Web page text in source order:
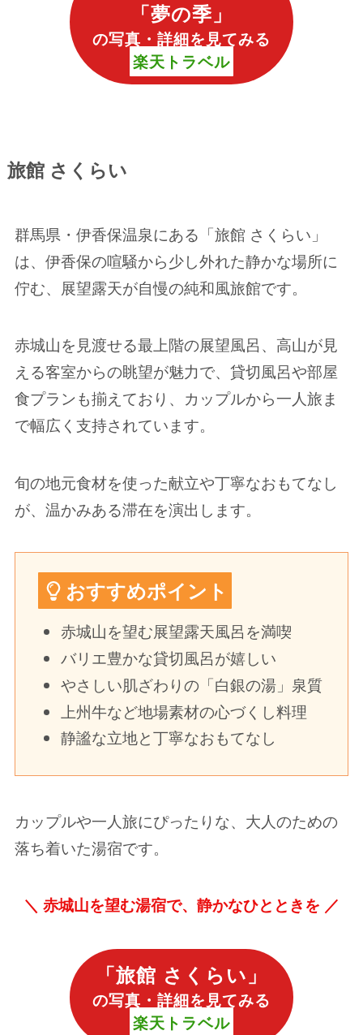
「夢の季 」
の写真・詳細を見てみる
楽天トラベル
旅館 さくらい
群馬県・伊香保温泉にある「旅館 さくらい」
は、伊香保の喧騒から少し外れた静かな場所に
佇む、展望露天が自慢の純和風旅館です。
赤城山を見渡せる最上階の展望風呂、高山が見
える客室からの眺望が魅力で、貸切風呂や部屋
食プランも揃えており、カップルから一人旅ま
で幅広く支持されています。
旬の地元食材を使った献立や丁寧なおもてなし
が、温かみある滞在を演出します。
おすすめポイント
赤城山を望む展望露天風呂を満喫
バリエ豊かな貸切風呂が嬉しい
やさしい肌ざわりの「白銀の湯」泉質
上州牛など地場素材の心づくし料理
静謐な立地と丁寧なおもてなし
カップルや一人旅にぴったりな、大人のための
落ち着いた湯宿です。
＼ 赤城山を望む湯宿で、静かなひとときを ／
「旅館 さくらい 」
の写真・詳細を見てみる
楽天トラベル